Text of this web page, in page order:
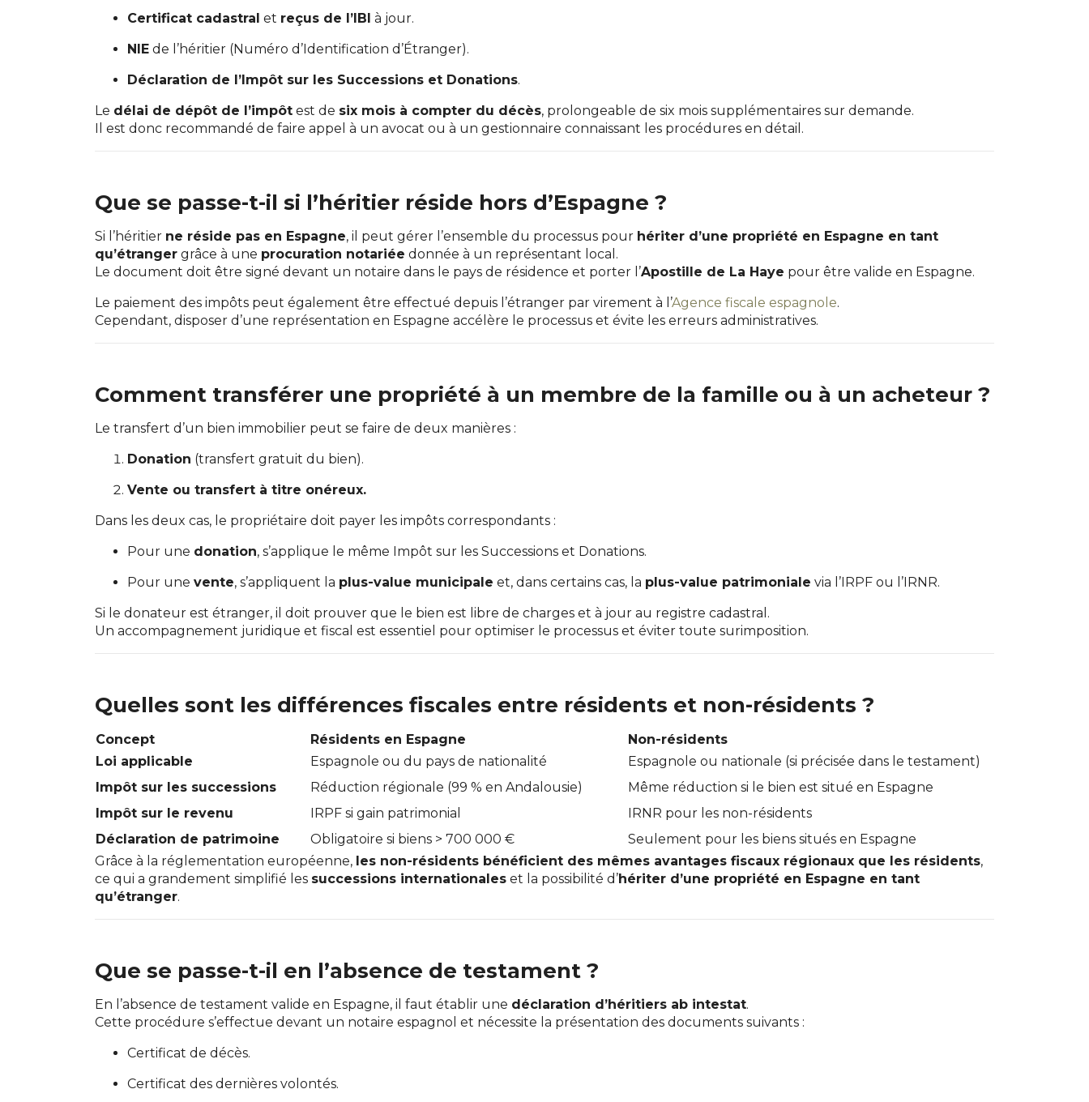
Certificat cadastral et reçus de l’IBI à jour.
NIE de l’héritier (Numéro d’Identification d’Étranger).
Déclaration de l’Impôt sur les Successions et Donations.
Le délai de dépôt de l’impôt est de six mois à compter du décès, prolongeable de six mois supplémentaires sur demande.
Il est donc recommandé de faire appel à un avocat ou à un gestionnaire connaissant les procédures en détail.
Que se passe-t-il si l’héritier réside hors d’Espagne ?
Si l’héritier ne réside pas en Espagne, il peut gérer l’ensemble du processus pour hériter d’une propriété en Espagne en tant
qu’étranger grâce à une procuration notariée donnée à un représentant local.
Le document doit être signé devant un notaire dans le pays de résidence et porter l’Apostille de La Haye pour être valide en Espagne.
Le paiement des impôts peut également être effectué depuis l’étranger par virement à l’Agence fiscale espagnole.
Cependant, disposer d’une représentation en Espagne accélère le processus et évite les erreurs administratives.
Comment transférer une propriété à un membre de la famille ou à un acheteur ?
Le transfert d’un bien immobilier peut se faire de deux manières :
Donation (transfert gratuit du bien).
Vente ou transfert à titre onéreux.
Dans les deux cas, le propriétaire doit payer les impôts correspondants :
Pour une donation, s’applique le même Impôt sur les Successions et Donations.
Pour une vente, s’appliquent la plus-value municipale et, dans certains cas, la plus-value patrimoniale via l’IRPF ou l’IRNR.
Si le donateur est étranger, il doit prouver que le bien est libre de charges et à jour au registre cadastral.
Un accompagnement juridique et fiscal est essentiel pour optimiser le processus et éviter toute surimposition.
Quelles sont les différences fiscales entre résidents et non-résidents ?
Concept Résidents en Espagne
Non-résidents
Loi applicable
Espagnole ou du pays de nationalité
Espagnole ou nationale (si précisée dans le testament)
Impôt sur les successions
Réduction régionale (99 % en Andalousie)
Même réduction si le bien est situé en Espagne
Impôt sur le revenu
IRPF si gain patrimonial
IRNR pour les non-résidents
Déclaration de patrimoine
Obligatoire si biens > 700 000 €
Seulement pour les biens situés en Espagne
Grâce à la réglementation européenne, les non-résidents bénéficient des mêmes avantages fiscaux régionaux que les résidents,
ce qui a grandement simplifié les successions internationales et la possibilité d’hériter d’une propriété en Espagne en tant
qu’étranger.
Que se passe-t-il en l’absence de testament ?
En l’absence de testament valide en Espagne, il faut établir une déclaration d’héritiers ab intestat.
Cette procédure s’effectue devant un notaire espagnol et nécessite la présentation des documents suivants :
Certificat de décès.
Certificat des dernières volontés.